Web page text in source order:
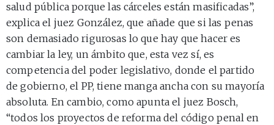
salud pública porque las cárceles están masificadas”,
explica el juez González, que añade que si las penas
son demasiado rigurosas lo que hay que hacer es
cambiar la ley, un ámbito que, esta vez sí, es
competencia del poder legislativo, donde el partido
de gobierno, el PP, tiene manga ancha con su mayoría
absoluta. En cambio, como apunta el juez Bosch,
“todos los proyectos de reforma del código penal en